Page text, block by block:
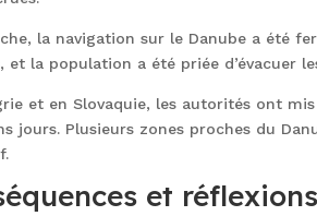
la navigation sur le Danube a été
et la population a été priée d’évacuer
et en Slovaquie, les autorités ont
jours. Plusieurs zones proches du
et